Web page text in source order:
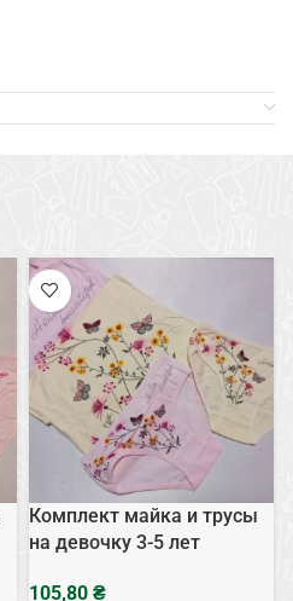
Комплект майка и трусы
на девочку 3-5 лет
₴